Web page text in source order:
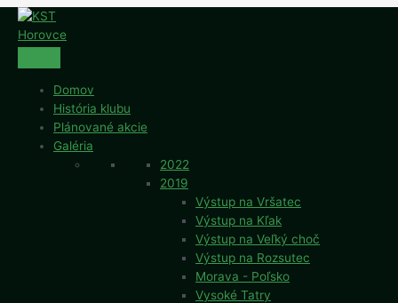
Preskočiť
na
Domov
História klubu
Plánované akcie
Galéria
2022
2019
Výstup na Vršatec
Výstup na Kľak
Výstup na Veľký choč
Výstup na Rozsutec
Morava - Poľsko
Vysoké Tatry